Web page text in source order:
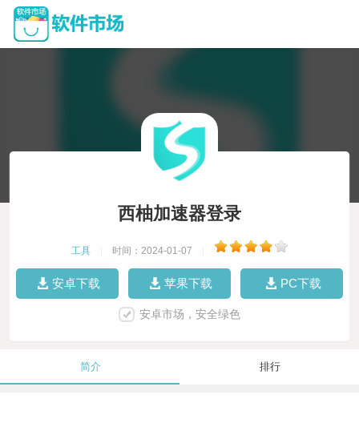
西柚加速器登录
工具 时间：2024-01-07
安卓下载 苹果下载 PC下载
安卓市场，安全绿色
简介 排行